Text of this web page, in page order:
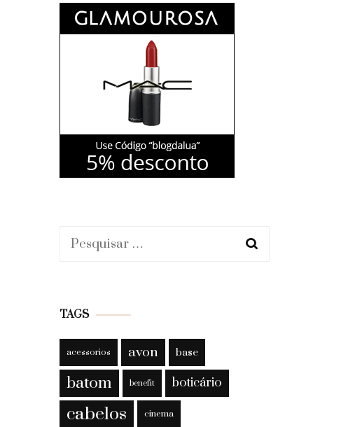
Pesquisar
TAGS
acessorios avon base
batom benefit boticário
cabelos cinema